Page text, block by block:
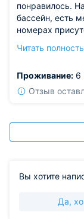
понравилось.
бассейн, есть
номерах
тесно. Кухня,
продукты в
рядом. До
Читать
Проживание: 6
Отзыв
Вы хотите
Да,